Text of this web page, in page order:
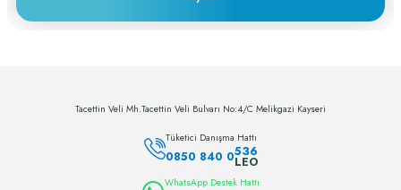
Tacettin Veli Mh.Tacettin Veli Bulvarı No:4/C Melikgazi Kayseri
Tüketici Danışma Hattı
0850 840 0536
LEO
WhatsApp Destek Hattı